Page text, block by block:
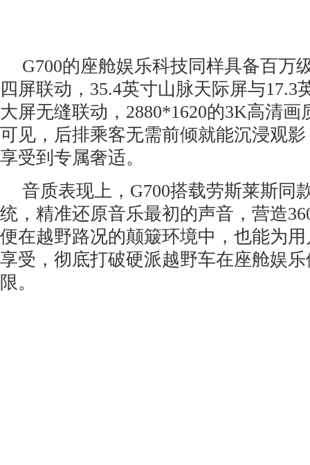
G700的座舱娱乐科技同样具备百万
四屏联动，35.4英寸山脉天际屏与17.3
大屏无缝联动，2880*1620的3K高清画
可见，后排乘客无需前倾就能沉浸观
享受到专属奢适。
音质表现上，G700搭载劳斯莱斯同
统，精准还原音乐最初的声音，营造
便在越野路况的颠簸环境中，也能为
享受，彻底打破硬派越野车在座舱娱
限。